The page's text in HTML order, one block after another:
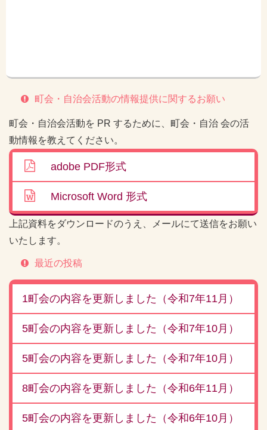
町会・自治会活動の情報提供に関するお願い
町会・自治会活動を PR するために、町会・自治 会の活
動情報を教えてください。
adobe PDF形式
Microsoft Word 形式
上記資料をダウンロードのうえ、メールにて送信をお願い
いたします。
最近の投稿
1町会の内容を更新しました（令和7年11月）
5町会の内容を更新しました（令和7年10月）
5町会の内容を更新しました（令和7年10月）
8町会の内容を更新しました（令和6年11月）
5町会の内容を更新しました（令和6年10月）